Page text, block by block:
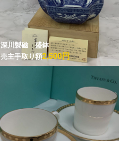
深川製磁 盛鉢
売主手取り額2,500円